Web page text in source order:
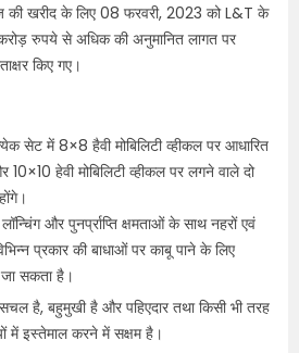
की खरीद के लिए 08 फरवरी, 2023 को L&T के
रुपये से अधिक की अनुमानित लागत पर
किए गए।
सेट में 8×8 हैवी मोबिलिटी व्हीकल पर आधारित
हेवी मोबिलिटी व्हीकल पर लगने वाले दो
और पुनर्प्राप्ति क्षमताओं के साथ नहरों एवं
प्रकार की बाधाओं पर काबू पाने के लिए
जा सकता है।
है, बहुमुखी है और पहिएदार तथा किसी भी तरह
में इस्तेमाल करने में सक्षम है।